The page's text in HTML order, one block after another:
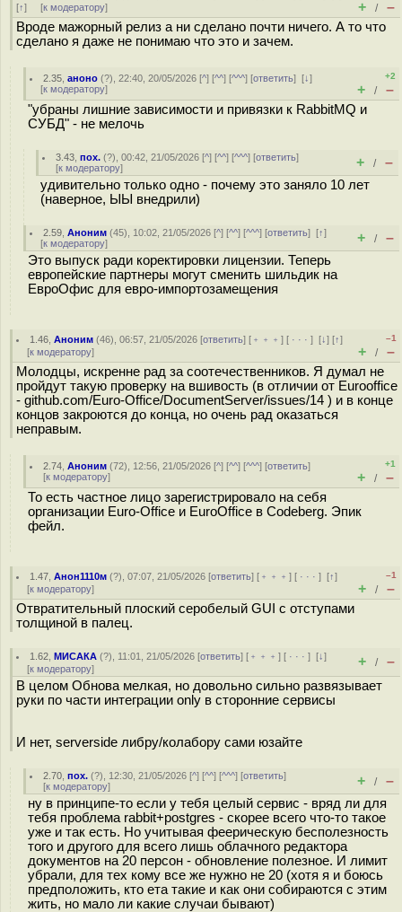
[↑] [к модератору] + / –
Вроде мажорный релиз а ни сделано почти ничего. А то что
сделано я даже не понимаю что это и зачем.
2.35 ,аноно (?), 22:40, 20/05/2026 [^] [^^] [^^^] [ответить][↓]
[к модератору]
+2
+ / –
"убраны лишние зависимости и привязки к RabbitMQ и
СУБД" - не мелочь
3.43 ,пох. (?), 00:42, 21/05/2026 [^] [^^] [^^^] [ответить]
[к модератору] + / –
удивительно только одно - почему это заняло 10 лет
(наверное, ЫЫ внедрили)
2.59 ,Аноним (45), 10:02, 21/05/2026 [^] [^^] [^^^] [ответить][↑]
[к модератору] + / –
Это выпуск ради коректировки лицензии. Теперь
европейские партнеры могут сменить шильдик на
ЕвроОфис для евро-импортозамещения
1.46 ,Аноним (46), 06:57, 21/05/2026 [ответить] [ ﹢﹢﹢] [ · · ·][↓] [↑]
[к модератору]
–1
+ / –
Молодцы, искренне рад за соотечественников. Я думал не
пройдут такую проверку на вшивость (в отличии от Eurooffice
- github.com/Euro-Office/DocumentServer/issues/14 ) и в конце
концов закроются до конца, но очень рад оказаться
неправым.
2.74 ,Аноним (72), 12:56, 21/05/2026 [^] [^^] [^^^] [ответить]
[к модератору]
+1
+ / –
То есть частное лицо зарегистрировало на себя
организации Euro-Office и EuroOffice в Codeberg. Эпик
фейл.
1.47 ,Анон1110м (?), 07:07, 21/05/2026 [ответить] [ ﹢﹢﹢] [ · · ·][↑]
[к модератору]
–1
+ / –
Отвратительный плоский серобелый GUI с отступами
толщиной в палец.
1.62 ,МИСАКА (?), 11:01, 21/05/2026 [ответить] [ ﹢﹢﹢] [ · · ·][↓]
[к модератору] + / –
В целом Обнова мелкая, но довольно сильно развязывает
руки по части интеграции only в сторонние сервисы
И нет, serverside либру/колабору сами юзайте
2.70 ,пох. (?), 12:30, 21/05/2026 [^] [^^] [^^^] [ответить]
[к модератору] + / –
ну в принципе-то если у тебя целый сервис - вряд ли для
тебя проблема rabbit+postgres - скорее всего что-то такое
уже и так есть. Но учитывая феерическую бесполезность
того и другого для всего лишь облачного редактора
документов на 20 персон - обновление полезное. И лимит
убрали, для тех кому все же нужно не 20 (хотя я и боюсь
предположить, кто ета такие и как они собираются с этим
жить, но мало ли какие случаи бывают)